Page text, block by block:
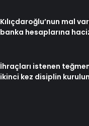
Kılıçdaroğlu’nun mal
banka hesaplarına
İhraçları istenen
ikinci kez disiplin